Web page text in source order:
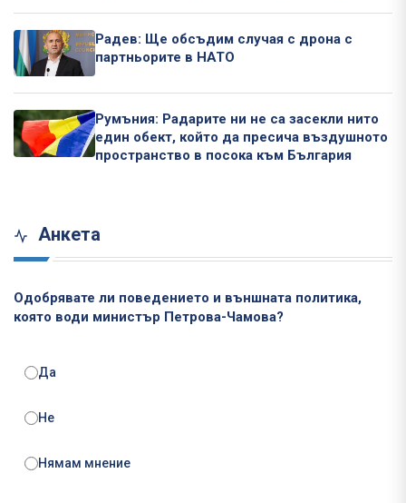
Радев: Ще обсъдим случая с дрона с
партньорите в НАТО
Румъния: Радарите ни не са засекли нито
един обект, който да пресича въздушното
пространство в посока към България
Анкета
Одобрявате ли поведението и външната политика,
която води министър Петрова-Чамова?
Да
Не
Нямам мнение